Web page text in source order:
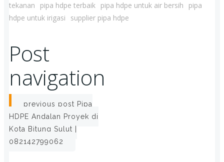
tekanan
pipa hdpe terbaik pipa hdpe untuk air bersih
pipa
hdpe untuk irigasi
supplier pipa hdpe
Post
navigation
previous post Pipa
HDPE Andalan Proyek di
Kota Bitung Sulut |
082142799062